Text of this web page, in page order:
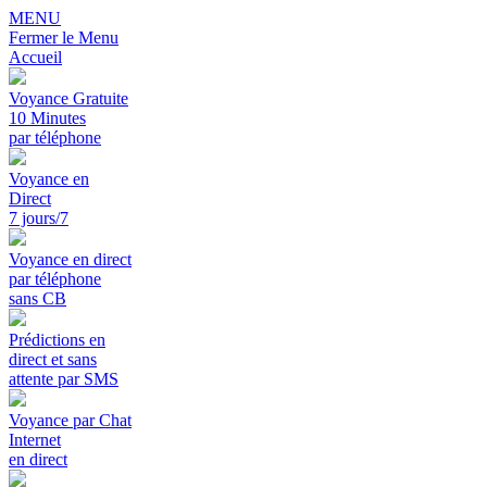
MENU
Fermer le Menu
Accueil
Voyance Gratuite
10 Minutes
par téléphone
Voyance en
Direct
7 jours/7
Voyance en direct
par téléphone
sans CB
Prédictions en
direct et sans
attente par SMS
Voyance par Chat
Internet
en direct